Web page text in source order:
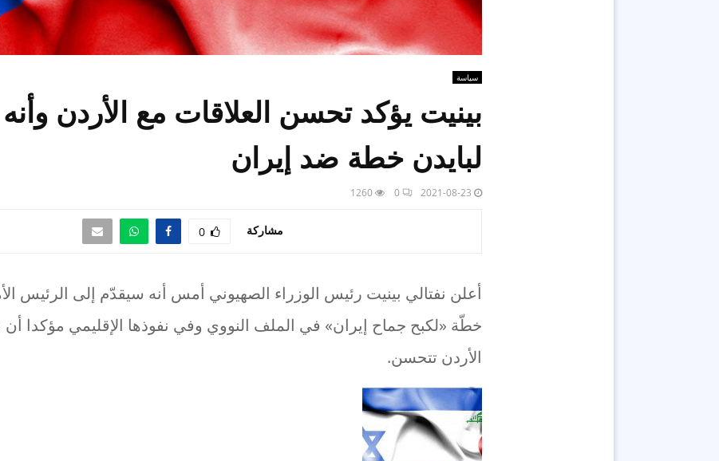
سياسة
بينيت يؤكد تحسن العلاقات مع الأردن
لبايدن خطة ضد إيران
2021-08-23
0
1260
مشاركة 0
أعلن نفتالي بينيت رئيس الوزراء الصهيوني أمس أنه سيقدّم إلى الرئيس
خطّة «لكبح جماح إيران» في الملف النووي وفي نفوذها الإقليمي مؤكدا أن
الأردن تتحسن.